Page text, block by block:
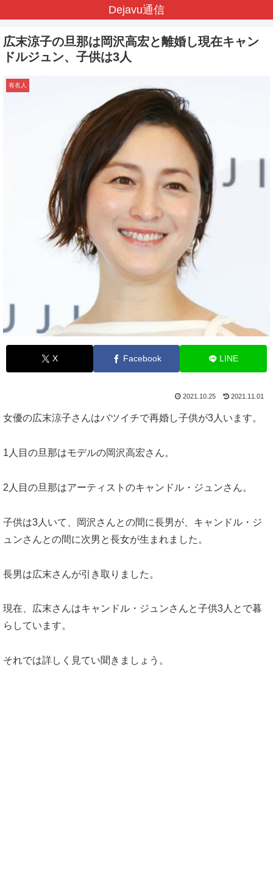
Dejavu通信
広末涼子の旦那は岡沢高宏と離婚し現在キャン
ドルジュン、子供は3人
有名人
X Facebook LINE
2021.10.25 2021.11.01
女優の広末涼子さんはバツイチで再婚し子供が3人います。
1人目の旦那はモデルの岡沢高宏さん。
2人目の旦那はアーティストのキャンドル・ジュンさん。
子供は3人いて、岡沢さんとの間に長男が、キャンドル・ジ
ュンさんとの間に次男と長女が生まれました。
長男は広末さんが引き取りました。
現在、広末さんはキャンドル・ジュンさんと子供3人とで暮
らしています。
それでは詳しく見てい聞きましょう。